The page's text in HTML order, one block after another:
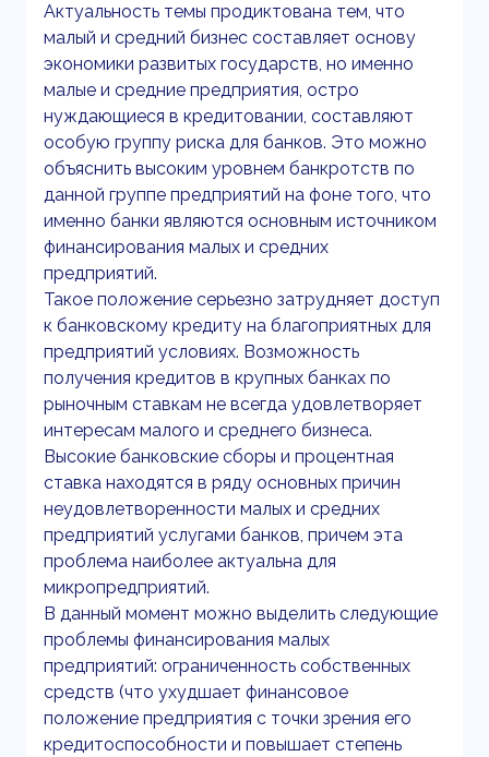
Актуальность темы продиктована тем, что
малый и средний бизнес составляет основу
экономики развитых государств, но именно
малые и средние предприятия, остро
нуждающиеся в кредитовании, составляют
особую группу риска для банков. Это можно
объяснить высоким уровнем банкротств по
данной группе предприятий на фоне того, что
именно банки являются основным источником
финансирования малых и средних
предприятий.
Такое положение серьезно затрудняет доступ
к банковскому кредиту на благоприятных для
предприятий условиях. Возможность
получения кредитов в крупных банках по
рыночным ставкам не всегда удовлетворяет
интересам малого и среднего бизнеса.
Высокие банковские сборы и процентная
ставка находятся в ряду основных причин
неудовлетворенности малых и средних
предприятий услугами банков, причем эта
проблема наиболее актуальна для
микропредприятий.
В данный момент можно выделить следующие
проблемы финансирования малых
предприятий: ограниченность собственных
средств (что ухудшает финансовое
положение предприятия с точки зрения его
кредитоспособности и повышает степень